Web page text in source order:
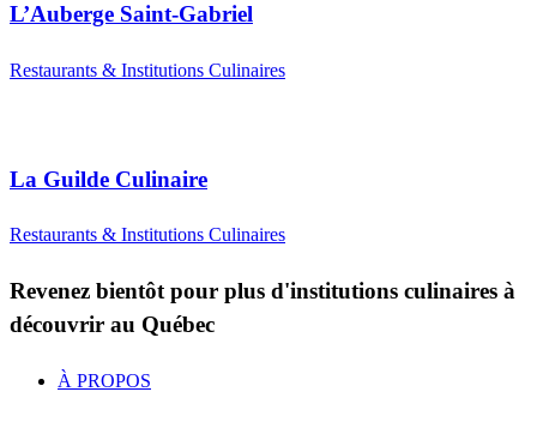
L’Auberge Saint-Gabriel
Restaurants & Institutions Culinaires
La Guilde Culinaire
Restaurants & Institutions Culinaires
Revenez bientôt pour plus d'institutions culinaires à
découvrir au Québec
À PROPOS